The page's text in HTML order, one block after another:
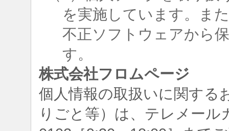
を実施しています。ま
不正ソフトウェアから
す。
株式会社フロムページ
個人情報の取扱いに関する
りごと等）は、テレメー